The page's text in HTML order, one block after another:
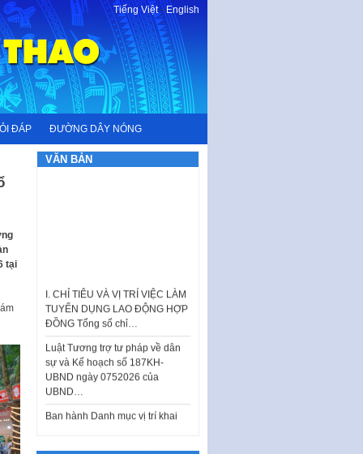
Tiếng Việt-English
ĐÁP ĐƯỜNG DÂY NÓNG
tại
VĂN BẢN
ĐỒNG Tổng số chỉ…
Luật Tương trợ tư pháp về dân
sự và Kế hoạch số 187KH-
UBND ngày 0752026 của
UBND…
Ban hành Danh mục vị trí khai
thác quảng cáo trên địa bàn
thành phố Hà Nội